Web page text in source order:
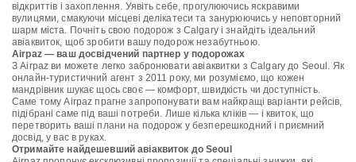
відкриттів і захоплення. Уявіть себе, прогулюючись яскравими
вулицями, смакуючи місцеві делікатеси та занурюючись у неповторний
шарм міста. Почніть свою подорож з Calgary і знайдіть ідеальний
авіаквиток, щоб зробити вашу подорож незабутньою.
Airpaz — ваш досвідчений партнер у подорожах
З Airpaz ви можете легко забронювати авіаквитки з Calgary до Seoul. Як
онлайн-туристичний агент з 2011 року, ми розуміємо, що кожен
мандрівник шукає щось своє — комфорт, швидкість чи доступність.
Саме тому Airpaz прагне запропонувати вам найкращі варіанти рейсів,
підібрані саме під ваші потреби. Лише кілька кліків — і квиток, що
перетворить ваші плани на подорож у безперешкодний і приємний
досвід, у вас в руках.
Отримайте найдешевший авіаквиток до Seoul